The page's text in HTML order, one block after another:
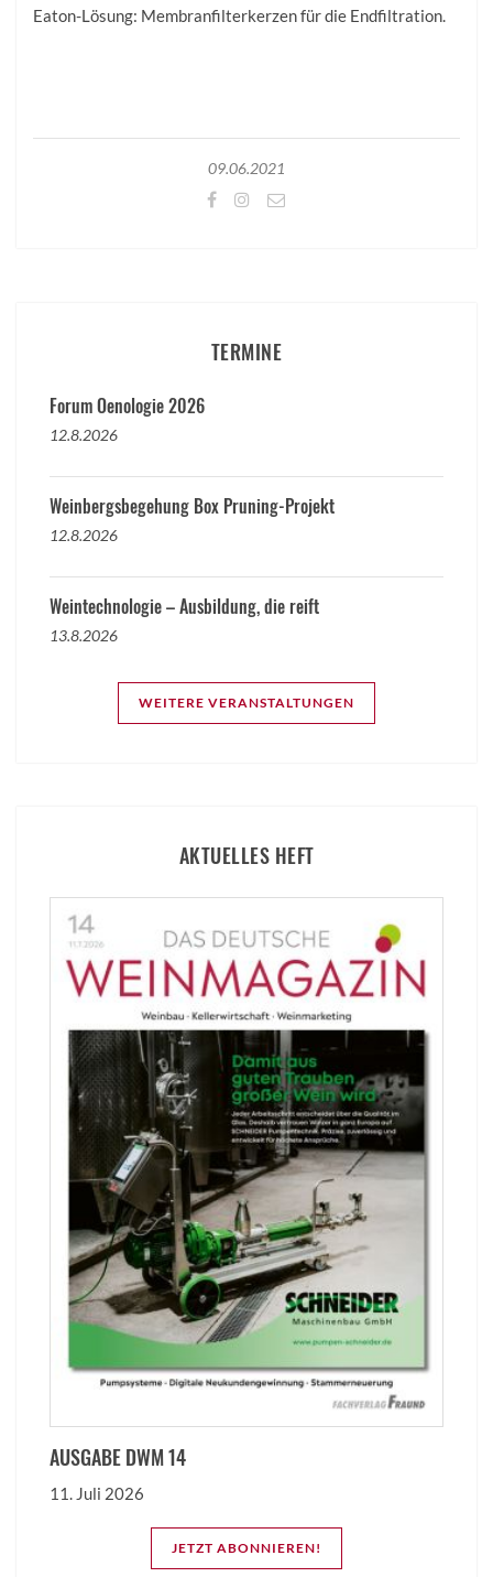
Eaton-Lösung: Membranfilterkerzen für die Endfiltration.
09.06.2021
TERMINE
Forum Oenologie 2026
12.8.2026
Weinbergsbegehung Box Pruning-Projekt
12.8.2026
Weintechnologie – Ausbildung, die reift
13.8.2026
WEITERE VERANSTALTUNGEN
AKTUELLES HEFT
AUSGABE DWM 14
11. Juli 2026
JETZT ABONNIEREN!